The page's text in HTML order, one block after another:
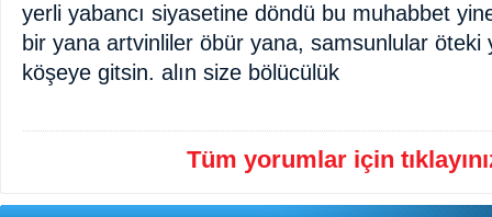
yerli yabancı siyasetine döndü bu muhabbet
bir yana artvinliler öbür yana, samsunlular öteki
köşeye gitsin. alın size bölücülük
Tüm yorumlar için